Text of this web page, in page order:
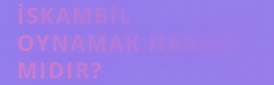
İSKAMBIL
OYNAMAK HARAM
MIDIR?